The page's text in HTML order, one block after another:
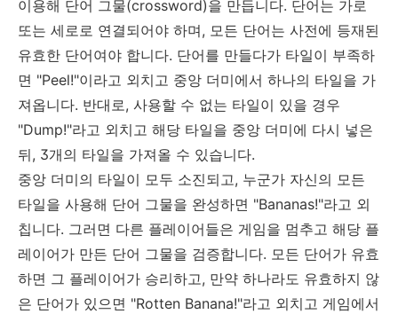
이용해 단어 그물(crossword)을 만듭니다. 단어는 가로
또는 세로로 연결되어야 하며, 모든 단어는 사전에 등재된
유효한 단어여야 합니다. 단어를 만들다가 타일이 부족하
면 "Peel!"이라고 외치고 중앙 더미에서 하나의 타일을 가
져옵니다. 반대로, 사용할 수 없는 타일이 있을 경우
"Dump!"라고 외치고 해당 타일을 중앙 더미에 다시 넣은
뒤, 3개의 타일을 가져올 수 있습니다.
중앙 더미의 타일이 모두 소진되고, 누군가 자신의 모든
타일을 사용해 단어 그물을 완성하면 "Bananas!"라고 외
칩니다. 그러면 다른 플레이어들은 게임을 멈추고 해당 플
레이어가 만든 단어 그물을 검증합니다. 모든 단어가 유효
하면 그 플레이어가 승리하고, 만약 하나라도 유효하지 않
은 단어가 있으면 "Rotten Banana!"라고 외치고 게임에서